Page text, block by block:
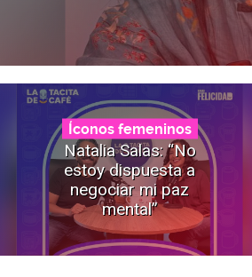
Íconos femeninos
Natalia Salas: “No
estoy dispuesta a
negociar mi paz
mental”